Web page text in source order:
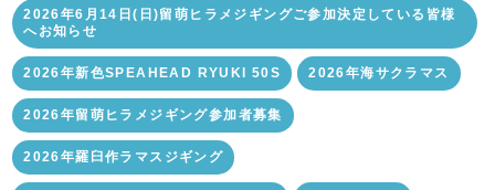
2026年6月14日(日)留萌ヒラメジギングご参加決定している皆様
へお知らせ
2026年新色SPEAHEAD RYUKI 50S 2026年海サクラマス
2026年留萌ヒラメジギング参加者募集
2026年羅臼作ラマスジギング